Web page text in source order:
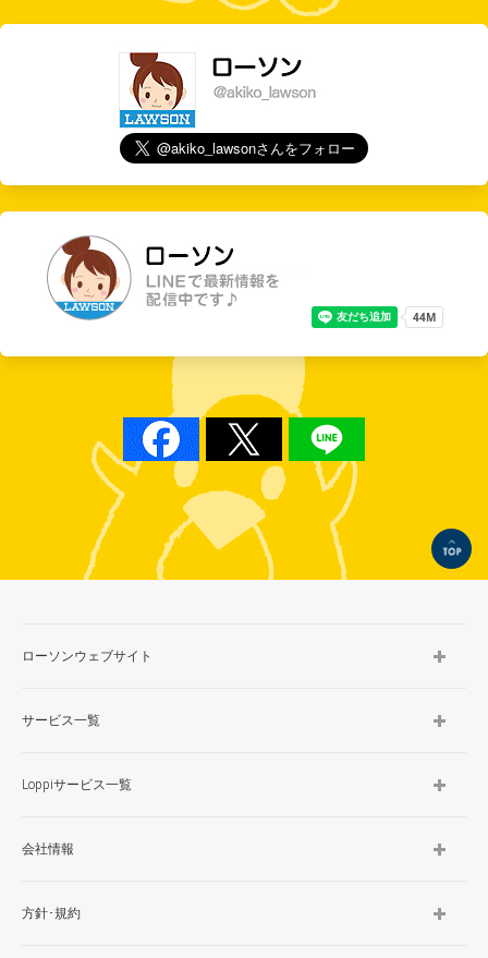
TOP
ローソンウェブサイト
サービス一覧
Loppiサービス一覧
会社情報
方針･規約